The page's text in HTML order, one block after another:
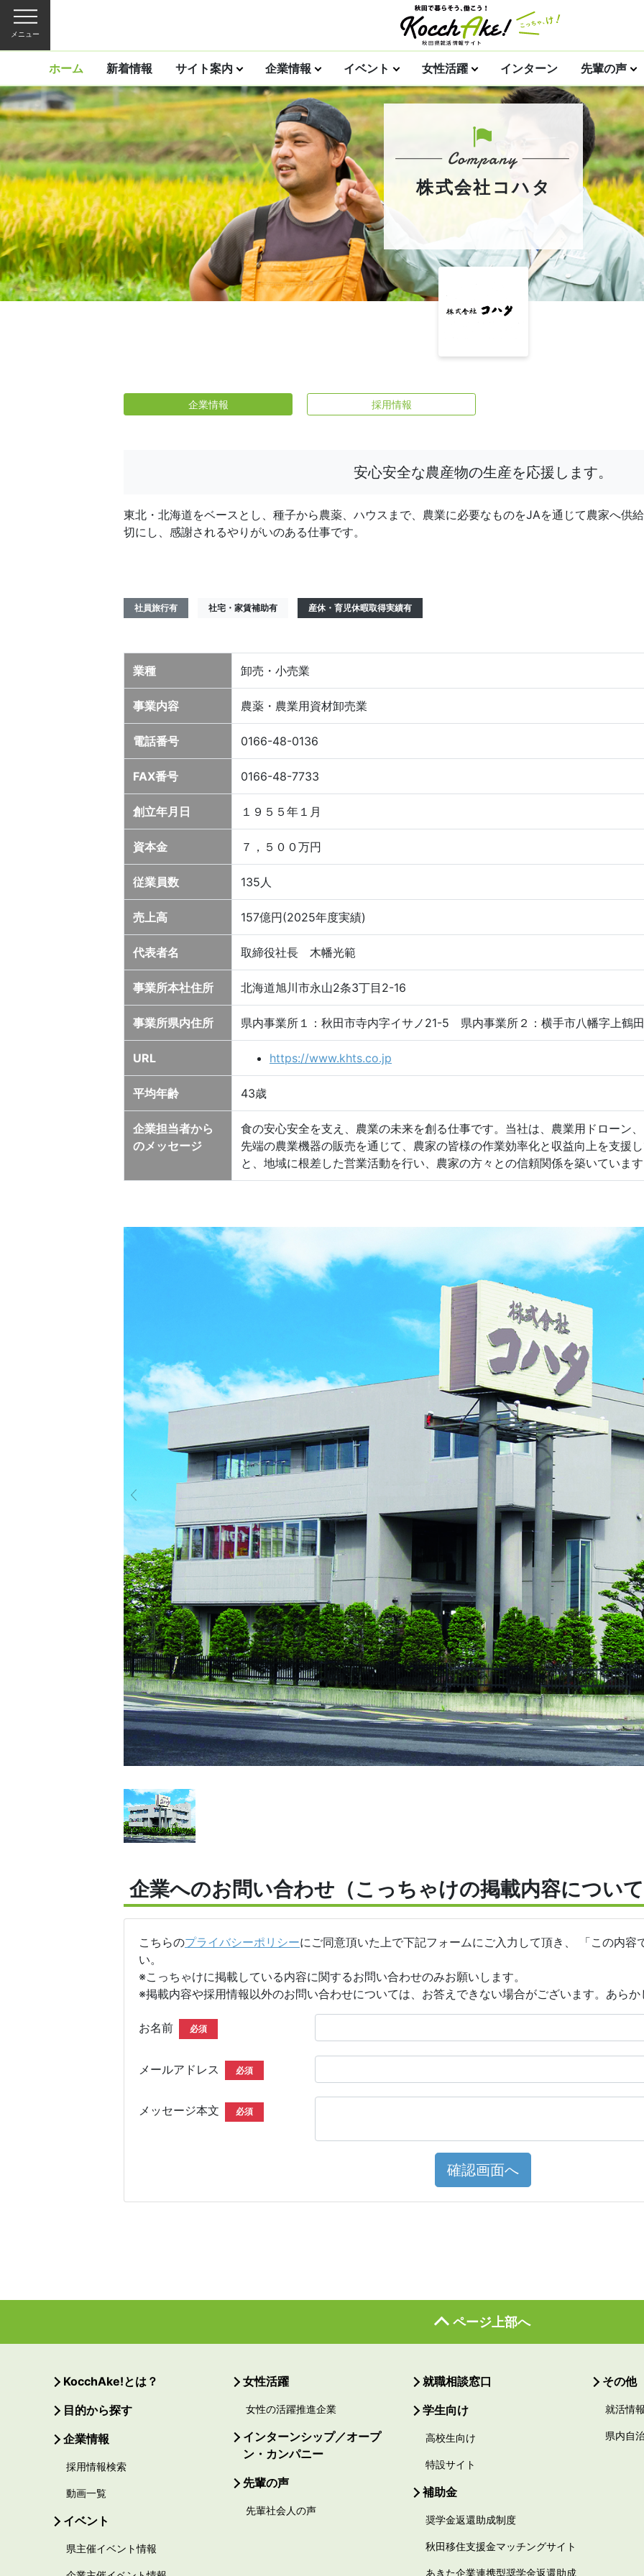
メニュー
ホーム 新着情報 サイト案内 企業情報 イベント 女性活躍 インターン 先輩の声
株式会社コハタ
企業情報 採用情報
安心安全な農産物の生産を応援します。
東北・北海道をベースとし、種子から農薬、ハウスまで、農業に必要なものをJAを通じて農家へ供
切にし、感謝されるやりがいのある仕事です。
社員旅行有 社宅・家賃補助有 産休・育児休暇取得実績有
業種 卸売・小売業
事業内容 農薬・農業用資材卸売業
電話番号 0166-48-0136
FAX番号 0166-48-7733
創立年月日 １９５５年１月
資本金 ７，５００万円
従業員数 135人
売上高 157億円(2025年度実績)
代表者名 取締役社長 木幡光範
事業所本社住所 北海道旭川市永山2条3丁目2-16
事業所県内住所 県内事業所１：秋田市寺内字イサノ21-5 県内事業所２：横手市八幡字上鶴
URL https://www.khts.co.jp
平均年齢 43歳
企業担当者から
のメッセージ
食の安心安全を支え、農業の未来を創る仕事です。当社は、農業用ドローン
先端の農業機器の販売を通じて、農家の皆様の作業効率化と収益向上を支援
と、地域に根差した営業活動を行い、農家の方々との信頼関係を築いていま
企業へのお問い合わせ（こっちゃけの掲載内容につい
こちらのプライバシーポリシーにご同意頂いた上で下記フォームにご入力して頂き、 「この内容
い。
※こっちゃけに掲載している内容に関するお問い合わせのみお願いします。
※掲載内容や採用情報以外のお問い合わせについては、お答えできない場合がございます。あら
お名前 必須
メールアドレス 必須
メッセージ本文 必須
確認画面へ
ページ上部へ
KocchAke!とは？
目的から探す
企業情報
採用情報検索
動画一覧
イベント
県主催イベント情報
女性活躍
女性の活躍推進企業
インターンシップ／オープ
ン・カンパニー
先輩の声
先輩社会人の声
就職相談窓口
学生向け
高校生向け
特設サイト
補助金
奨学金返還助成制度
秋田移住支援金マッチングサイト
あきた企業連携型奨学金返還助成
その他
就活情
県内自